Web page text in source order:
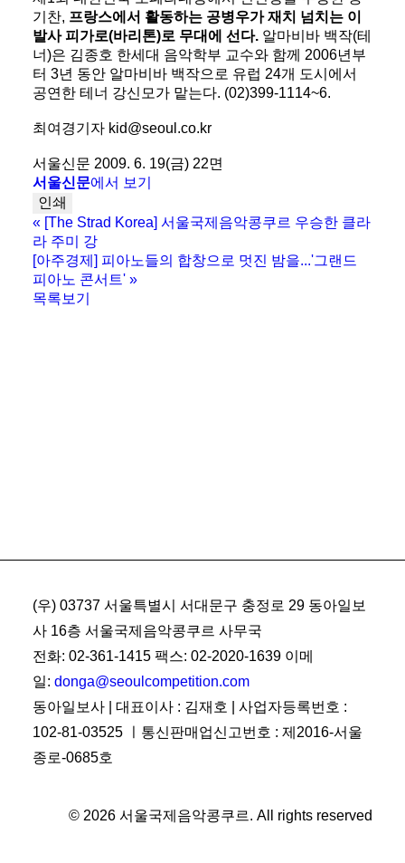
기찬, 프랑스에서 활동하는 공병우가 재치 넘치는 이
발사 피가로(바리톤)로 무대에 선다. 알마비바 백작(테
너)은 김종호 한세대 음악학부 교수와 함께 2006년부
터 3년 동안 알마비바 백작으로 유럽 24개 도시에서
공연한 테너 강신모가 맡는다. (02)399-1114~6.
최여경기자 kid@seoul.co.kr
서울신문 2009. 6. 19(금) 22면
서울신문에서 보기
인쇄
« [The Strad Korea] 서울국제음악콩쿠르 우승한 클라
라 주미 강
[아주경제] 피아노들의 합창으로 멋진 밤을...'그랜드
피아노 콘서트' »
목록보기
(우) 03737 서울특별시 서대문구 충정로 29 동아일보
사 16층 서울국제음악콩쿠르 사무국
전화: 02-361-1415 팩스: 02-2020-1639 이메
일: donga@seoulcompetition.com
동아일보사 | 대표이사 : 김재호 | 사업자등록번호 :
102-81-03525 ㅣ통신판매업신고번호 : 제2016-서울
종로-0685호
© 2026 서울국제음악콩쿠르. All rights reserved